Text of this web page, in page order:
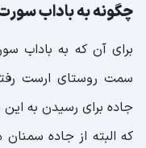
چگونه به باداب
برای آن که به باداب
سمت روستای ارست
جاده برای رسیدن به
که البته از جاده